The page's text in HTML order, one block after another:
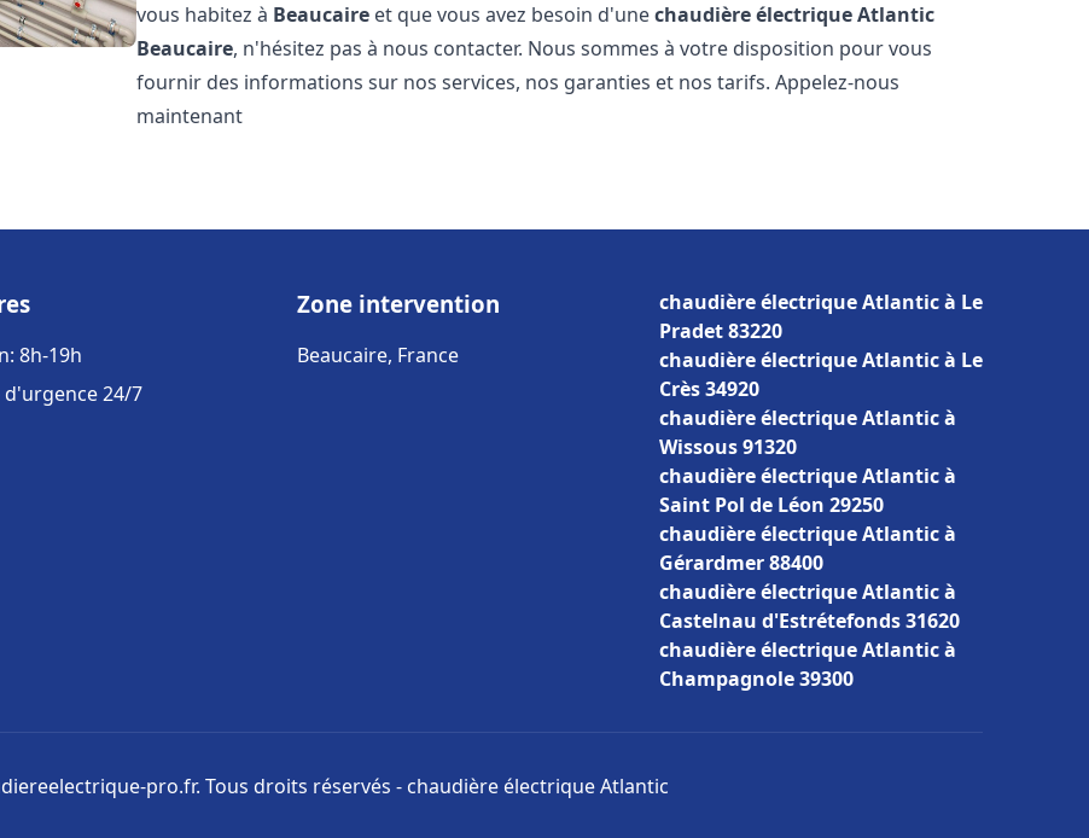
vous habitez à Beaucaire et que vous avez besoin d'unechaudière électrique Atlantic
Beaucaire, n'hésitez pas à nous contacter. Nous sommes à votre disposition pour vous
fournir des informations sur nos services, nos garanties et nos tarifs. Appelez-nous
maintenant
8h-19h
d'urgence 24/7
Zone intervention
Beaucaire, France
chaudière électrique Atlantic à Le
Pradet 83220
chaudière électrique Atlantic à Le
Crès 34920
chaudière électrique Atlantic à
Wissous 91320
chaudière électrique Atlantic à
Saint Pol de Léon 29250
chaudière électrique Atlantic à
Gérardmer 88400
chaudière électrique Atlantic à
Castelnau d'Estrétefonds 31620
chaudière électrique Atlantic à
Champagnole 39300
pro.fr. Tous droits réservés - chaudière électrique Atlantic